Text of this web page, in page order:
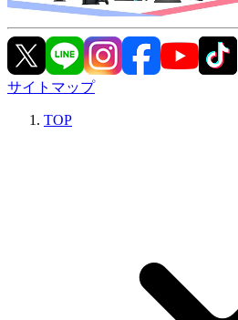
サイトマップ
TOP